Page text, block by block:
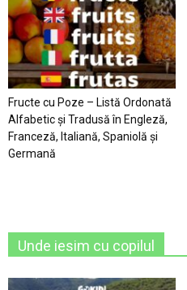
Fructe cu Poze – Listă Ordonată
Alfabetic şi Tradusă în Engleză,
Franceză, Italiană, Spaniolă şi
Germană
Unde iesim cu copilul